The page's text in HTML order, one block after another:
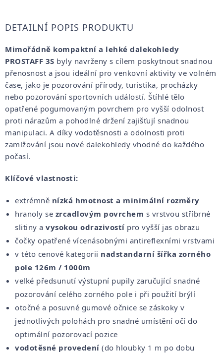
DETAILNÍ POPIS PRODUKTU
Mimořádně kompaktní a lehké dalekohledy
PROSTAFF 3S byly navrženy s cílem poskytnout snadnou
přenosnost a jsou ideální pro venkovní aktivity ve volném
čase, jako je pozorování přírody, turistika, procházky
nebo pozorování sportovních událostí. Štíhlé tělo
opatřené pogumovaným povrchem pro vyšší odolnost
proti nárazům a pohodlné držení zajišťují snadnou
manipulaci. A díky vodotěsnosti a odolnosti proti
zamlžování jsou nové dalekohledy vhodné do každého
počasí.
Klíčové vlastnosti:
extrémně nízká hmotnost a minimální rozměry
hranoly se zrcadlovým povrchem s vrstvou stříbrné
slitiny a vysokou odrazivostí pro vyšší jas obrazu
čočky opatřené vícenásobnými antireflexními vrstvami
v této cenové kategorii nadstandarní šířka zorného
pole 126m / 1000m
velké předsunutí výstupní pupily zaručující snadné
pozorování celého zorného pole i při použití brýlí
otočné a posuvné gumové očnice se záskoky v
jednotlivých polohách pro snadné umístění očí do
optimální pozorovací pozice
vodotěsné provedení (do hloubky 1 m po dobu